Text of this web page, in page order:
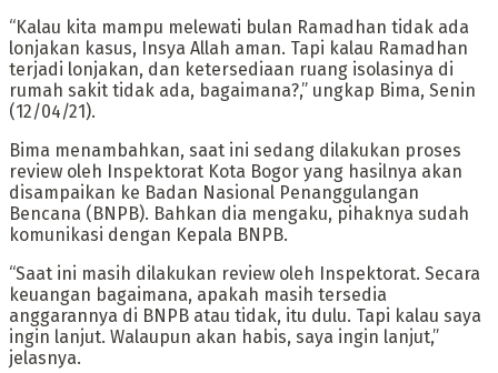
“Kalau kita mampu melewati bulan Ramadhan tidak ada
lonjakan kasus, Insya Allah aman. Tapi kalau Ramadhan
terjadi lonjakan, dan ketersediaan ruang isolasinya di
rumah sakit tidak ada, bagaimana?,” ungkap Bima, Senin
(12/04/21).
Bima menambahkan, saat ini sedang dilakukan proses
review oleh Inspektorat Kota Bogor yang hasilnya akan
disampaikan ke Badan Nasional Penanggulangan
Bencana (BNPB). Bahkan dia mengaku, pihaknya sudah
komunikasi dengan Kepala BNPB.
“Saat ini masih dilakukan review oleh Inspektorat. Secara
keuangan bagaimana, apakah masih tersedia
anggarannya di BNPB atau tidak, itu dulu. Tapi kalau saya
ingin lanjut. Walaupun akan habis, saya ingin lanjut,”
jelasnya.